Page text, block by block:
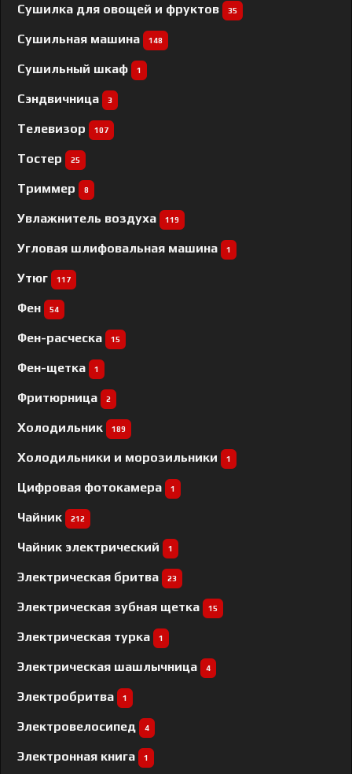
Сушилка для овощей и фруктов 35
Сушильная машина 148
Сушильный шкаф 1
Сэндвичница 3
Телевизор 107
Тостер 25
Триммер 8
Увлажнитель воздуха 119
Угловая шлифовальная машина 1
Утюг 117
Фен 54
Фен-расческа 15
Фен-щетка 1
Фритюрница 2
Холодильник 189
Холодильники и морозильники 1
Цифровая фотокамера 1
Чайник 212
Чайник электрический 1
Электрическая бритва 23
Электрическая зубная щетка 15
Электрическая турка 1
Электрическая шашлычница 4
Электробритва 1
Электровелосипед 4
Электронная книга 1